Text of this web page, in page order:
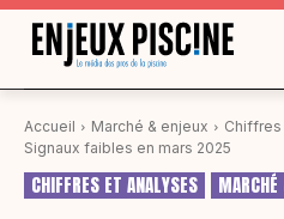
Accueil Marché & enjeux
Signaux faibles en mars 2025
CHIFFRES ET ANALYSES